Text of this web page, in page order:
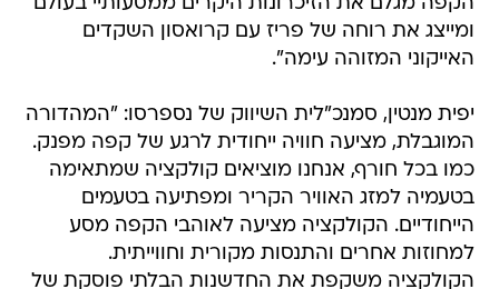
ומייצג את רוחה של פריז עם קרואסון השקדים
האייקוני המזוהה עימה".
יפית מנטין, סמנכ"לית השיווק של נספרסו: "המהדורה
המוגבלת, מציעה חוויה ייחודית לרגע של קפה מפנק.
כמו בכל חורף, אנחנו מוציאים קולקציה שמתאימה
בטעמיה למזג האוויר הקריר ומפתיעה בטעמים
הייחודיים. הקולקציה מציעה לאוהבי הקפה מסע
למחוזות אחרים והתנסות מקורית וחווייתית.
הקולקציה משקפת את החדשנות הבלתי פוסקת של